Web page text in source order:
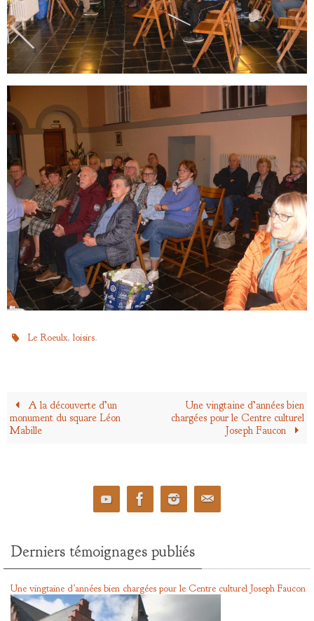
Le Roeulx,loisirs.
A la découverte d’un
monument du square Léon
Mabille
Une vingtaine d’années bien
chargées pour le Centre culturel
Joseph Faucon
Derniers témoignages publiés
Une vingtaine d’années bien chargées pour le Centre culturel Joseph Faucon